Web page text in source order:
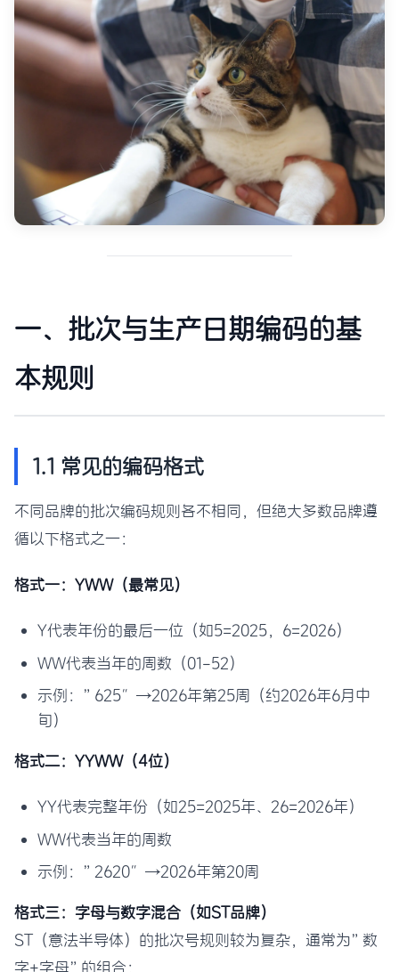
一、批次与生产日期编码的基
本规则
1.1 常见的编码格式
不同品牌的批次编码规则各不相同，但绝大多数品牌遵
循以下格式之一：
格式一：YWW（最常见）
Y代表年份的最后一位（如5=2025，6=2026）
WW代表当年的周数（01-52）
示例：”625″→2026年第25周（约2026年6月中
旬）
格式二：YYWW（4位）
YY代表完整年份（如25=2025年、26=2026年）
WW代表当年的周数
示例：”2620″→2026年第20周
格式三：字母与数字混合（如ST品牌）
ST（意法半导体）的批次号规则较为复杂，通常为”数
字+字母”的组合：